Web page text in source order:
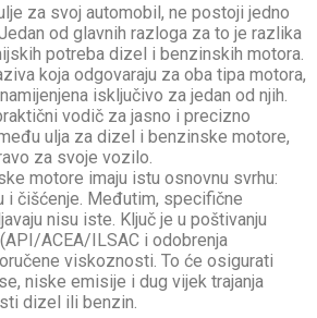
za svoj automobil, ne postoji jedno
od glavnih razloga za to je razlika
potreba dizel i benzinskih motora.
koja odgovaraju za oba tipa motora,
isključivo za jedan od njih.
vodič za jasno i precizno
ulja za dizel i benzinske motore,
za svoje vozilo.
motore imaju istu osnovnu svrhu:
i čišćenje. Međutim, specifične
nisu iste. Ključ je u poštivanju
ACEA/ILSAC i odobrenja
viskoznosti. To će osigurati
niske emisije i dug vijek trajanja
dizel ili benzin.